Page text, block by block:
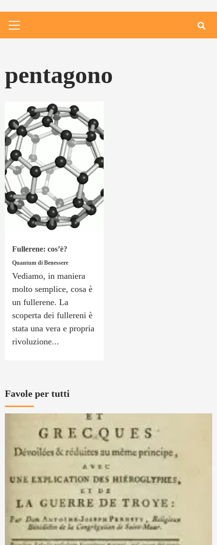
Menu
pentagono
Fullerene: cos’è?
Quantum di Benessere
Vediamo, in maniera
molto semplice, cosa è
un fullerene. La
scoperta dei fullereni è
stata una vera e propria
rivoluzione...
Favole per tutti